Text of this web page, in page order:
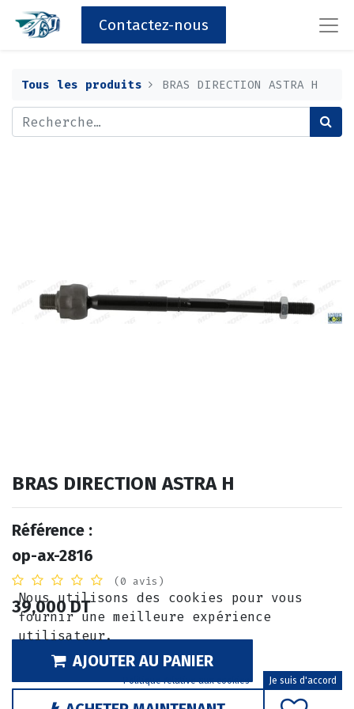
Contactez-nous
Tous les produits BRAS DIRECTION ASTRA H
BRAS DIRECTION ASTRA H
Référence :
op-ax-2816
(0 avis)
39,000DT
AJOUTER AU PANIER
Nous utilisons des cookies pour vous
fournir une meilleure expérience
utilisateur.
Politique relative aux cookies Je suis d'accord